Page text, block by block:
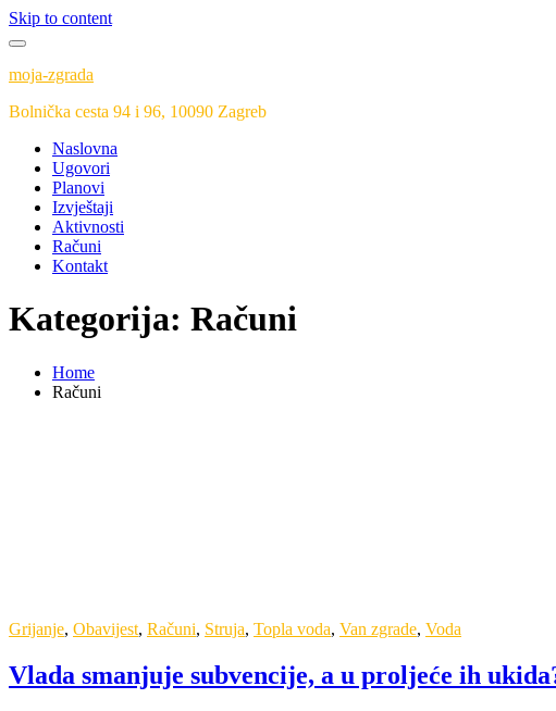
Skip to content
moja-zgrada
Bolnička cesta 94 i 96, 10090 Zagreb
Naslovna
Ugovori
Planovi
Izvještaji
Aktivnosti
Računi
Kontakt
Kategorija: Računi
Home
Računi
Grijanje, Obavijest, Računi, Struja, Topla voda, Van zgrade, Voda
Vlada smanjuje subvencije, a u proljeće ih